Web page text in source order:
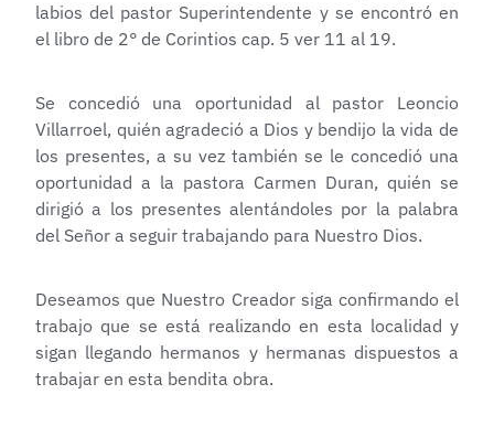
labios del pastor Superintendente y se encontró en
el libro de 2° de Corintios cap. 5 ver 11 al 19.
Se concedió una oportunidad al pastor Leoncio
Villarroel, quién agradeció a Dios y bendijo la vida de
los presentes, a su vez también se le concedió una
oportunidad a la pastora Carmen Duran, quién se
dirigió a los presentes alentándoles por la palabra
del Señor a seguir trabajando para Nuestro Dios.
Deseamos que Nuestro Creador siga confirmando el
trabajo que se está realizando en esta localidad y
sigan llegando hermanos y hermanas dispuestos a
trabajar en esta bendita obra.